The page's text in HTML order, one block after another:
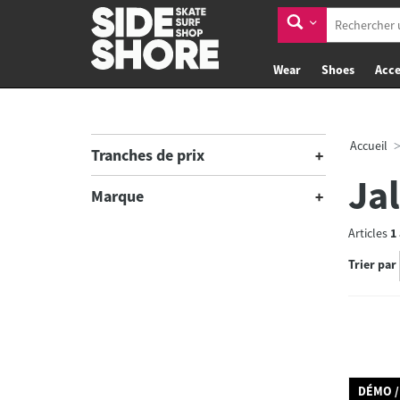
Wear Shoes
Tranches de prix
Marque
Accueil
Articles 1
Trier par
DÉMO